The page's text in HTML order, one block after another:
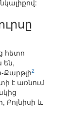
հետո
են,
Քարթլի2
է առնում
Բոլնիսի և